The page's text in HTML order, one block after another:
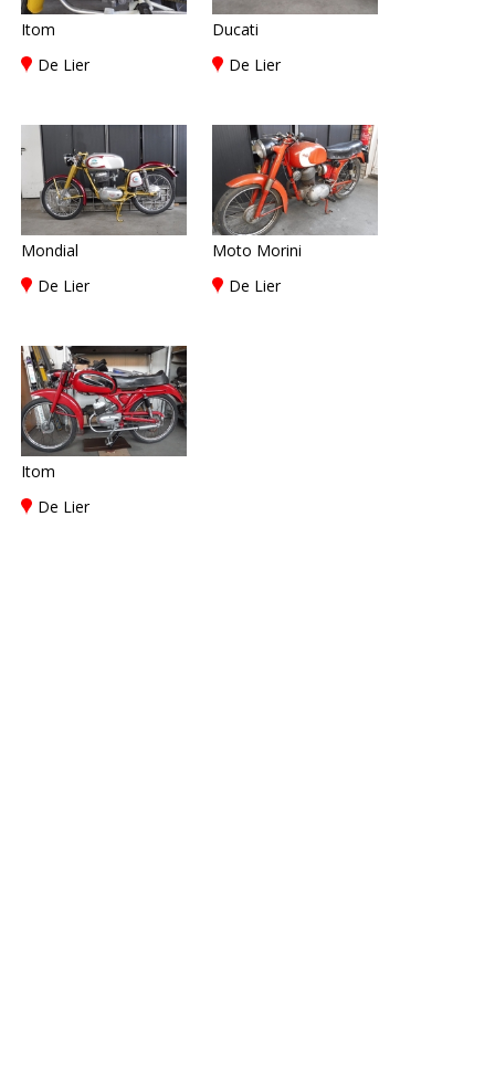
Itom
De Lier
Ducati
De Lier
Mondial
De Lier
Moto Morini
De Lier
Itom
De Lier